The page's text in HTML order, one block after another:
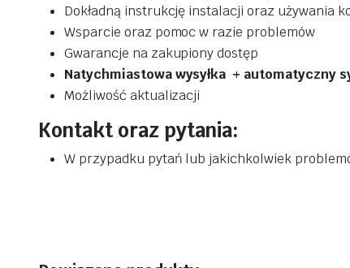
Dokładną instrukcję instalacji oraz używania
Wsparcie oraz pomoc w razie problemów
Gwarancje na zakupiony dostęp
Natychmiastowa wysyłka + automatyczny
Możliwość aktualizacji
Kontakt oraz pytania:
W przypadku pytań lub jakichkolwiek